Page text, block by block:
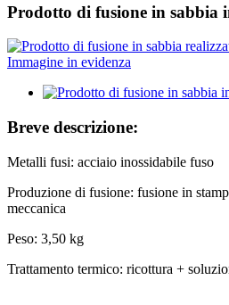
Prodotto di fusione in sabbia
Breve descrizione:
Metalli fusi: acciaio inossidabile fuso
Produzione di fusione: fusione in
meccanica
Peso: 3,50 kg
Trattamento termico: ricottura +